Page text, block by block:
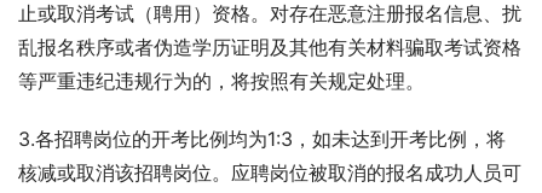
止或取消考试（聘用）资格。对存在恶意注册报名信息、扰
乱报名秩序或者伪造学历证明及其他有关材料骗取考试资格
等严重违纪违规行为的，将按照有关规定处理。
3.各招聘岗位的开考比例均为1:3，如未达到开考比例，将
核减或取消该招聘岗位。应聘岗位被取消的报名成功人员可